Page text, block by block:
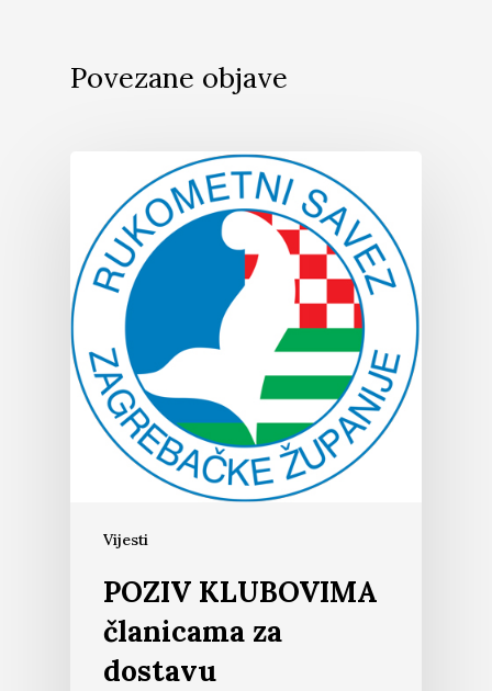
Povezane objave
Vijesti
POZIV KLUBOVIMA
članicama za
dostavu